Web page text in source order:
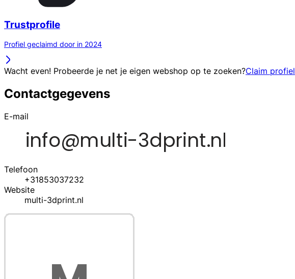
Trustprofile
Profiel geclaimd door in 2024
Wacht even! Probeerde je net je eigen webshop op te zoeken?Claim profiel
Contactgegevens
E-mail
Telefoon
+31853037232
Website
multi-3dprint.nl